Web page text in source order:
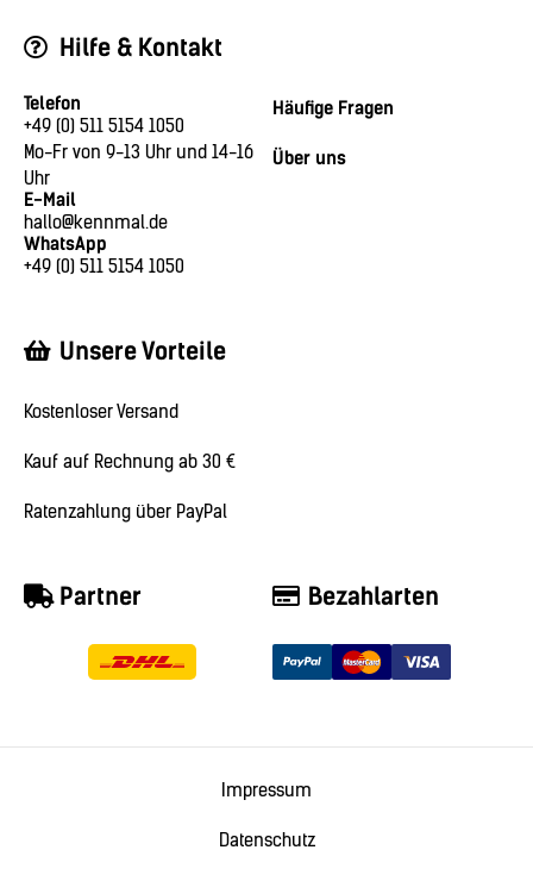
Hilfe & Kontakt
Unsere Vorteile
Bezahlarten
Partner
Telefon
+49 (0) 511 5154 1050
Mo-Fr von 9-13 Uhr und 14-16
Uhr
E-Mail
hallo@kennmal.de
WhatsApp
+49 (0) 511 5154 1050
Häufige Fragen
Über uns
Kostenloser Versand
Kauf auf Rechnung ab 30 €
Ratenzahlung über PayPal
Impressum
Datenschutz